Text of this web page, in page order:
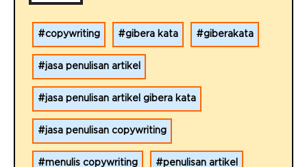
copywriting gibera kata giberakata
jasa penulisan artikel
jasa penulisan artikel gibera kata
jasa penulisan copywriting
menulis copywriting penulisan artikel